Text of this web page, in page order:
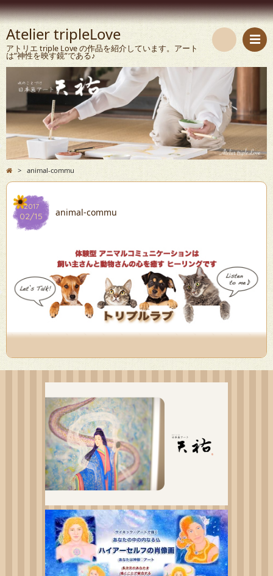
Atelier tripleLove
アトリエ triple Love の作品を紹介しています。アート
は”神性を映す鏡”である♪
検
> animal-commu
2017
02/15 animal-commu